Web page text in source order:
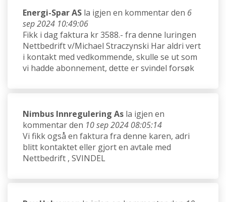
Energi-Spar AS la igjen en kommentar den 6
sep 2024 10:49:06
Fikk i dag faktura kr 3588.- fra denne luringen
Nettbedrift v/Michael Straczynski Har aldri vert
i kontakt med vedkommende, skulle se ut som
vi hadde abonnement, dette er svindel forsøk
Nimbus Innregulering As la igjen en
kommentar den 10 sep 2024 08:05:14
Vi fikk også en faktura fra denne karen, adri
blitt kontaktet eller gjort en avtale med
Nettbedrift , SVINDEL